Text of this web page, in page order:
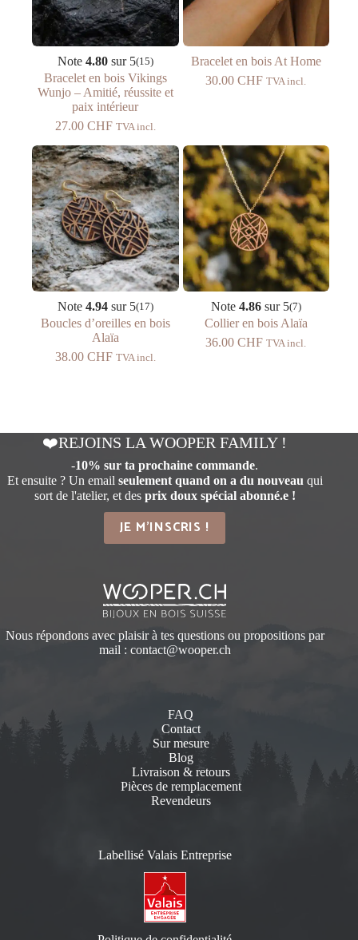
Note 4.80sur 5(15)
Bracelet en bois Vikings
Wunjo – Amitié, réussite et
paix intérieur
27.00 CHF TVA incl.
Bracelet en bois At Home
30.00CHF TVA incl.
Note 4.94sur 5(17)
Boucles d’oreilles en bois
Alaïa
38.00 CHF TVA incl.
Note 4.86sur 5(7)
Collier en bois Alaïa
36.00CHF TVA incl.
❤️REJOINS LA WOOPER FAMILY !
-10% sur ta prochaine commande.
Et ensuite ? Un email seulement quand on a du nouveau qui
sort de l'atelier, et des prix doux spécial abonné.e !
JE M'INSCRIS !
Nous répondons avec plaisir à tes questions ou propositions par
mail : contact@wooper.ch
FAQ
Contact
Sur mesure
Blog
Livraison & retours
Pièces de remplacement
Revendeurs
Labellisé Valais Entreprise